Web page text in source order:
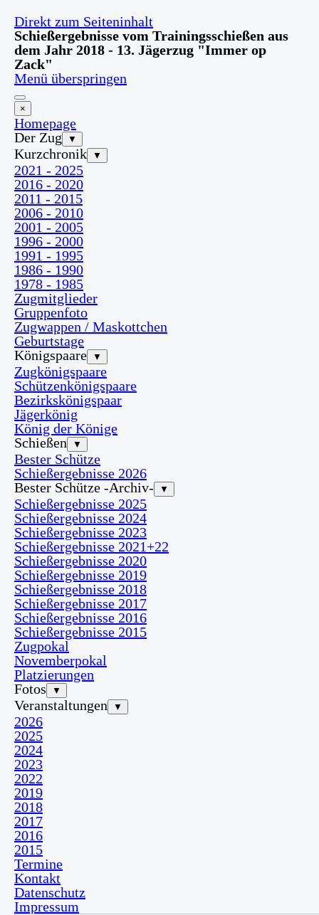
Direkt zum Seiteninhalt
Schießergebnisse vom Trainingsschießen aus
dem Jahr 2018 - 13. Jägerzug "Immer op
Zack"
Menü überspringen
×
Homepage
Der Zug
▼
Kurzchronik ▼
2021 - 2025
2016 - 2020
2011 - 2015
2006 - 2010
2001 - 2005
1996 - 2000
1991 - 1995
1986 - 1990
1978 - 1985
Zugmitglieder
Gruppenfoto
Zugwappen / Maskottchen
Geburtstage
Königspaare
▼
Zugkönigspaare
Schützenkönigspaare
Bezirkskönigspaar
Jägerkönig
König der Könige
Schießen
▼
Bester Schütze
Schießergebnisse 2026
Bester Schütze -Archiv-
▼
Schießergebnisse 2025
Schießergebnisse 2024
Schießergebnisse 2023
Schießergebnisse 2021+22
Schießergebnisse 2020
Schießergebnisse 2019
Schießergebnisse 2018
Schießergebnisse 2017
Schießergebnisse 2016
Schießergebnisse 2015
Zugpokal
Novemberpokal
Platzierungen
Fotos
▼
Veranstaltungen ▼
2026
2025
2024
2023
2022
2019
2018
2017
2016
2015
Termine
Kontakt
Datenschutz
Impressum